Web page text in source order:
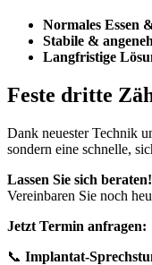
Normales Essen
Stabile &
Langfristige
Feste dritte
Dank neuester Technik
sondern eine schnelle,
Lassen Sie sich beraten!
Vereinbaren Sie noch
Jetzt Termin anfragen:
📞 Implantat-